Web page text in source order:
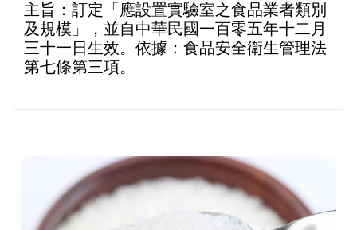
主旨：訂定「應設置實驗室之食品業者類別
及規模」，並自中華民國一百零五年十二月
三十一日生效。依據：食品安全衛生管理法
第七條第三項。